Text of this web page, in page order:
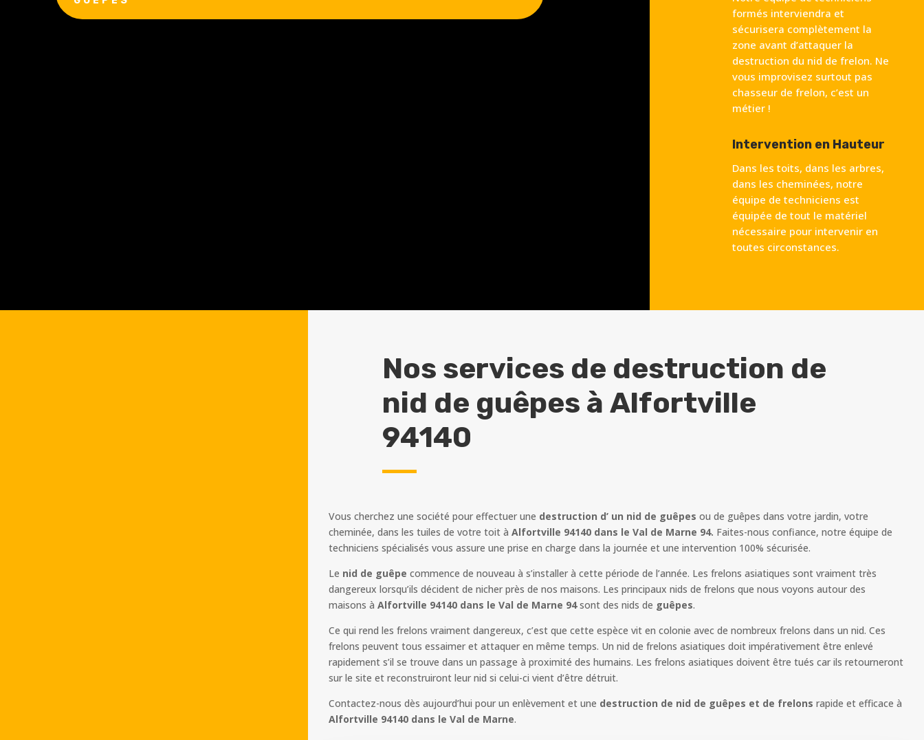
formés interviendra et
sécurisera complètement la
zone avant d’attaquer la
destruction du nid de frelon. Ne
vous improvisez surtout pas
chasseur de frelon, c’est un
métier !
Intervention en Hauteur
Dans les toits, dans les arbres,
dans les cheminées, notre
équipe de techniciens est
équipée de tout le matériel
nécessaire pour intervenir en
toutes circonstances.
Nos services de destruction de
nid de guêpes à Alfortville
94140
Vous cherchez une société pour effectuer une destruction d’ un nid de guêpes ou de guêpes dans votre jardin, votre
cheminée, dans les tuiles de votre toit à Alfortville 94140 dans le Val de Marne 94. Faites-nous confiance, notre équipe de
techniciens spécialisés vous assure une prise en charge dans la journée et une intervention 100% sécurisée.
Le nid de guêpe commence de nouveau à s’installer à cette période de l’année. Les frelons asiatiques sont vraiment très
dangereux lorsqu’ils décident de nicher près de nos maisons. Les principaux nids de frelons que nous voyons autour des
maisons à Alfortville 94140 dans le Val de Marne 94sont des nids de guêpes.
Ce qui rend les frelons vraiment dangereux, c’est que cette espèce vit en colonie avec de nombreux frelons dans un nid. Ces
frelons peuvent tous essaimer et attaquer en même temps. Un nid de frelons asiatiques doit impérativement être enlevé
rapidement s’il se trouve dans un passage à proximité des humains. Les frelons asiatiques doivent être tués car ils retourneront
sur le site et reconstruiront leur nid si celui-ci vient d’être détruit.
Contactez-nous dès aujourd’hui pour un enlèvement et une destruction de nid de guêpes et de frelons rapide et efficace à
Alfortville 94140 dans le Val de Marne.